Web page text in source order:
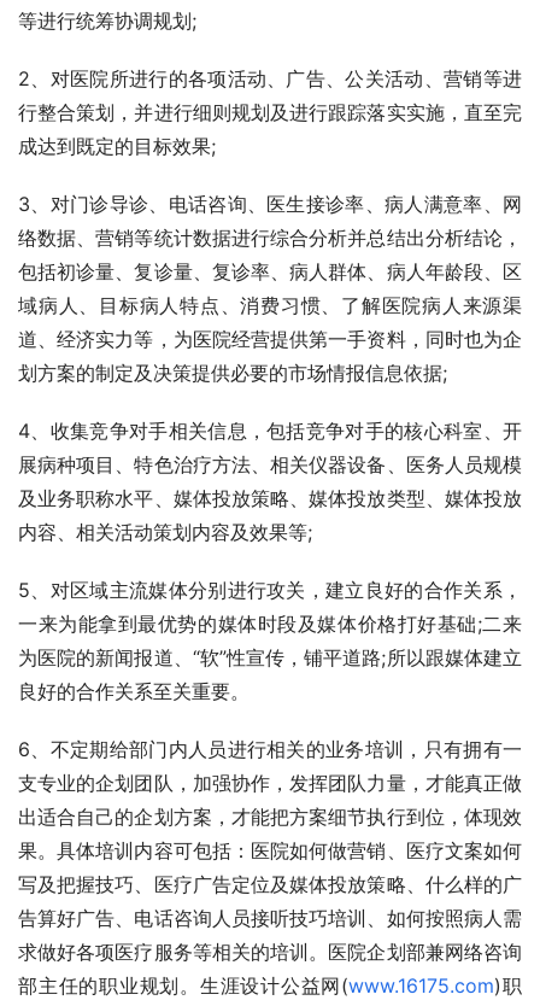
等进行统筹协调规划;
2、对医院所进行的各项活动、广告、公关活动、营销等进
行整合策划，并进行细则规划及进行跟踪落实实施，直至完
成达到既定的目标效果;
3、对门诊导诊、电话咨询、医生接诊率、病人满意率、网
络数据、营销等统计数据进行综合分析并总结出分析结论，
包括初诊量、复诊量、复诊率、病人群体、病人年龄段、区
域病人、目标病人特点、消费习惯、了解医院病人来源渠
道、经济实力等，为医院经营提供第一手资料，同时也为企
划方案的制定及决策提供必要的市场情报信息依据;
4、收集竞争对手相关信息，包括竞争对手的核心科室、开
展病种项目、特色治疗方法、相关仪器设备、医务人员规模
及业务职称水平、媒体投放策略、媒体投放类型、媒体投放
内容、相关活动策划内容及效果等;
5、对区域主流媒体分别进行攻关，建立良好的合作关系，
一来为能拿到最优势的媒体时段及媒体价格打好基础;二来
为医院的新闻报道、“软”性宣传，铺平道路;所以跟媒体建立
良好的合作关系至关重要。
6、不定期给部门内人员进行相关的业务培训，只有拥有一
支专业的企划团队，加强协作，发挥团队力量，才能真正做
出适合自己的企划方案，才能把方案细节执行到位，体现效
果。具体培训内容可包括：医院如何做营销、医疗文案如何
写及把握技巧、医疗广告定位及媒体投放策略、什么样的广
告算好广告、电话咨询人员接听技巧培训、如何按照病人需
求做好各项医疗服务等相关的培训。医院企划部兼网络咨询
部主任的职业规划。生涯设计公益网(www.16175.com)职